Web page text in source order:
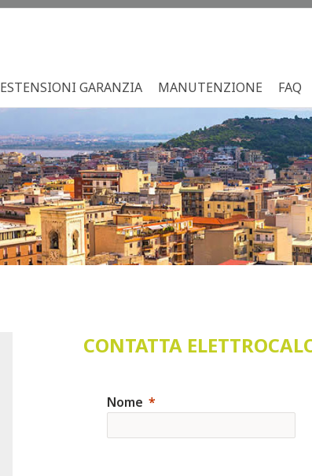
ESTENSIONI GARANZIA MANUTENZIONE FAQ
CONTATTA
Nome